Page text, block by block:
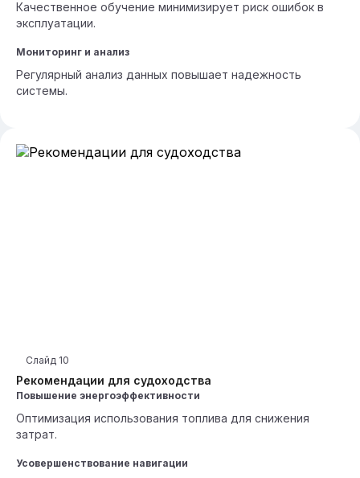
Качественное обучение минимизирует риск ошибок в
эксплуатации.
Мониторинг и анализ
Регулярный анализ данных повышает надежность
системы.
Рекомендации для судоходства
Слайд 10
Повышение энергоэффективности
Оптимизация использования топлива для снижения
затрат.
Усовершенствование навигации